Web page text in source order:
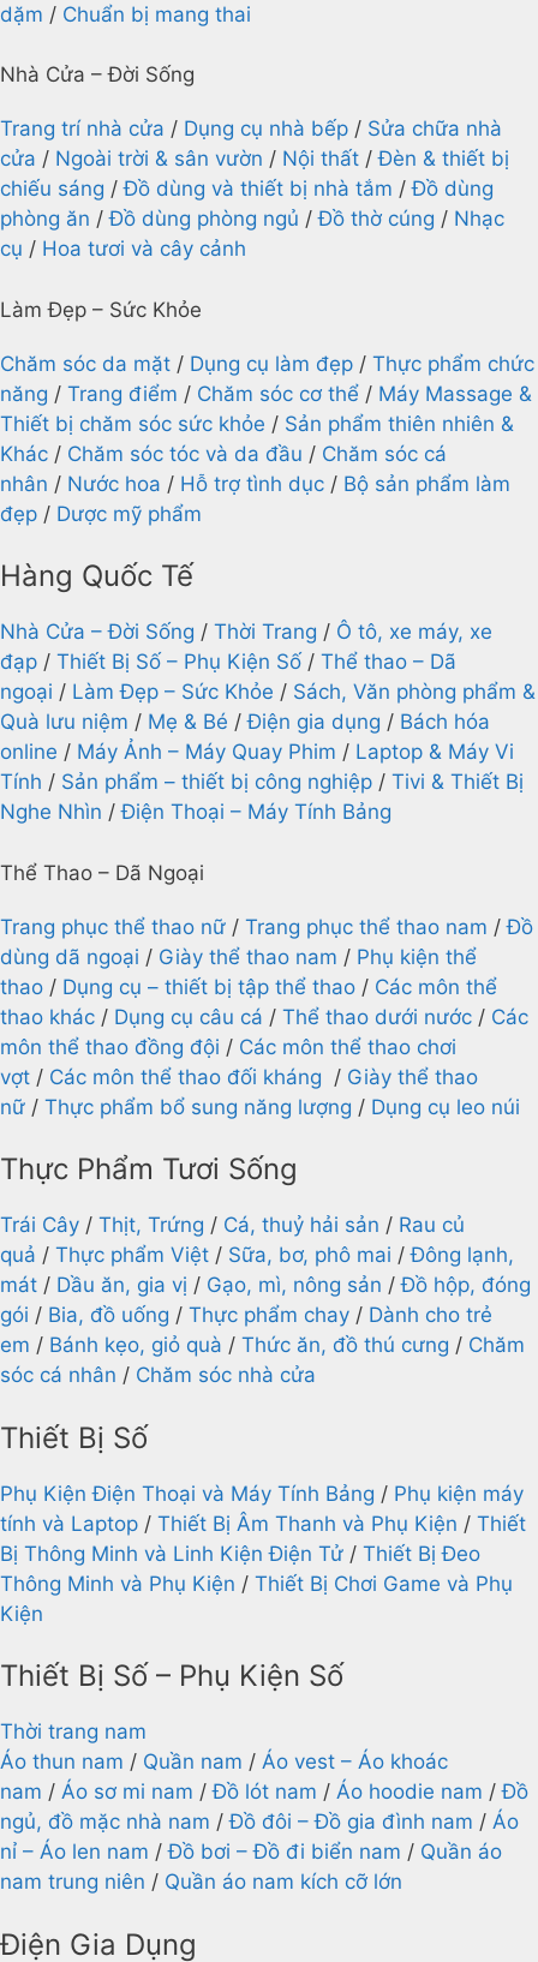
dặm / Chuẩn bị mang thai
Nhà Cửa – Đời Sống
Trang trí nhà cửa / Dụng cụ nhà bếp / Sửa chữa nhà
cửa / Ngoài trời & sân vườn / Nội thất /Đèn & thiết bị
chiếu sáng /Đồ dùng và thiết bị nhà tắm /Đồ dùng
phòng ăn /Đồ dùng phòng ngủ /Đồ thờ cúng / Nhạc
cụ / Hoa tươi và cây cảnh
Làm Đẹp – Sức Khỏe
Chăm sóc da mặt / Dụng cụ làm đẹp / Thực phẩm chức
năng / Trang điểm / Chăm sóc cơ thể / Máy Massage &
Thiết bị chăm sóc sức khỏe / Sản phẩm thiên nhiên &
Khác / Chăm sóc tóc và da đầu / Chăm sóc cá
nhân / Nước hoa / Hỗ trợ tình dục / Bộ sản phẩm làm
đẹp / Dược mỹ phẩm
Hàng Quốc Tế
Nhà Cửa – Đời Sống / Thời Trang / Ô tô, xe máy, xe
đạp / Thiết Bị Số – Phụ Kiện Số / Thể thao – Dã
ngoại / Làm Đẹp – Sức Khỏe / Sách, Văn phòng phẩm &
Quà lưu niệm / Mẹ & Bé /Điện gia dụng / Bách hóa
online / Máy Ảnh – Máy Quay Phim / Laptop & Máy Vi
Tính / Sản phẩm – thiết bị công nghiệp / Tivi & Thiết Bị
Nghe Nhìn /Điện Thoại – Máy Tính Bảng
Thể Thao – Dã Ngoại
Trang phục thể thao nữ / Trang phục thể thao nam /Đồ
dùng dã ngoại / Giày thể thao nam / Phụ kiện thể
thao / Dụng cụ – thiết bị tập thể thao / Các môn thể
thao khác / Dụng cụ câu cá / Thể thao dưới nước / Các
môn thể thao đồng đội / Các môn thể thao chơi
vợt / Các môn thể thao đối kháng / Giày thể thao
nữ / Thực phẩm bổ sung năng lượng / Dụng cụ leo núi
Thực Phẩm Tươi Sống
Trái Cây / Thịt, Trứng / Cá, thuỷ hải sản / Rau củ
quả / Thực phẩm Việt / Sữa, bơ, phô mai /Đông lạnh,
mát / Dầu ăn, gia vị / Gạo, mì, nông sản /Đồ hộp, đóng
gói / Bia, đồ uống / Thực phẩm chay / Dành cho trẻ
em / Bánh kẹo, giỏ quà / Thức ăn, đồ thú cưng / Chăm
sóc cá nhân / Chăm sóc nhà cửa
Thiết Bị Số
Phụ Kiện Điện Thoại và Máy Tính Bảng / Phụ kiện máy
tính và Laptop / Thiết Bị Âm Thanh và Phụ Kiện / Thiết
Bị Thông Minh và Linh Kiện Điện Tử / Thiết Bị Đeo
Thông Minh và Phụ Kiện / Thiết Bị Chơi Game và Phụ
Kiện
Thiết Bị Số – Phụ Kiện Số
Thời trang nam
Áo thun nam / Quần nam / Áo vest – Áo khoác
nam / Áo sơ mi nam /Đồ lót nam / Áo hoodie nam /Đồ
ngủ, đồ mặc nhà nam /Đồ đôi – Đồ gia đình nam / Áo
nỉ – Áo len nam /Đồ bơi – Đồ đi biển nam / Quần áo
nam trung niên / Quần áo nam kích cỡ lớn
Điện Gia Dụng